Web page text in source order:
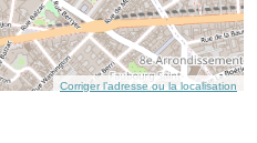
Corriger l’adresse ou la localisation